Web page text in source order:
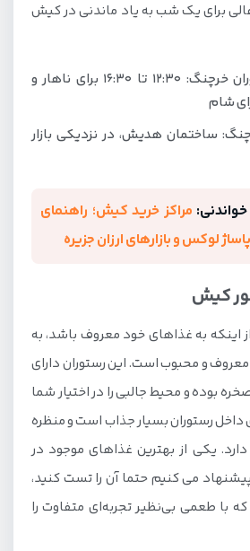
عالی برای یک شب به یاد ماندنی در کیش
ساعت کاری رستوران خرچنگ: 12:30 تا 16:30 برای ناهار و
ساختمان هدیش، در نزدیکی بازار
مراکز خرید کیش؛ راهنمای
اینکه به غذاهای خود معروف باشد، به
و محبوب است. این رستوران دارای
بوده و محیط جالبی را در اختیار شما
داخل رستوران بسیار جذاب است و منظره
یکی از بهترین غذاهای موجود در
می کنیم حتما آن را تست کنید،
با طعمی بی‌نظیر تجربه‌ای متفاوت را